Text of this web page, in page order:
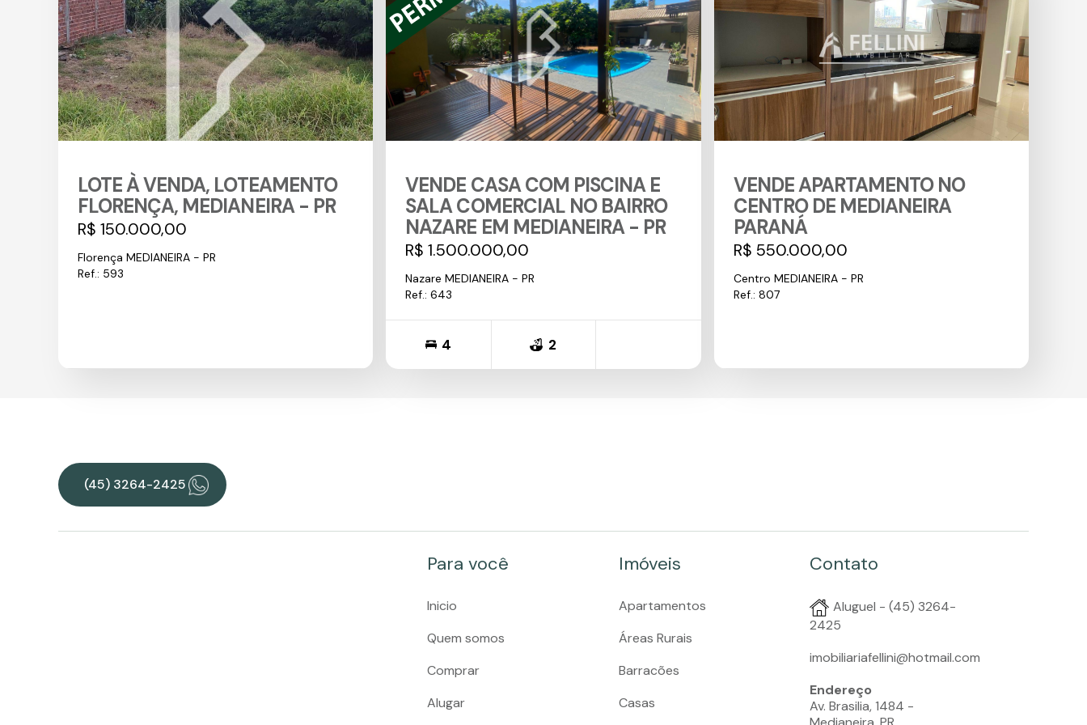
LOTE À VENDA, LOTEAMENTO
FLORENÇA, MEDIANEIRA - PR
R$ 150.000,00
Florença MEDIANEIRA - PR
Ref.: 593
VENDE CASA COM PISCINA E
SALA COMERCIAL NO BAIRRO
NAZARE EM MEDIANEIRA - PR
R$ 1.500.000,00
Nazare MEDIANEIRA - PR
Ref.: 643
4 2
VENDE APARTAMENTO NO
CENTRO DE MEDIANEIRA
PARANÁ
R$ 550.000,00
Centro MEDIANEIRA - PR
Ref.: 807
(45) 3264-2425
Para você
Inicio
Quem somos
Comprar
Alugar
Imóveis
Apartamentos
Áreas Rurais
Barracões
Casas
Contato
Aluguel - (45) 3264-
2425
imobiliariafellini@hotmail.com
Endereço
Av. Brasilia, 1484 -